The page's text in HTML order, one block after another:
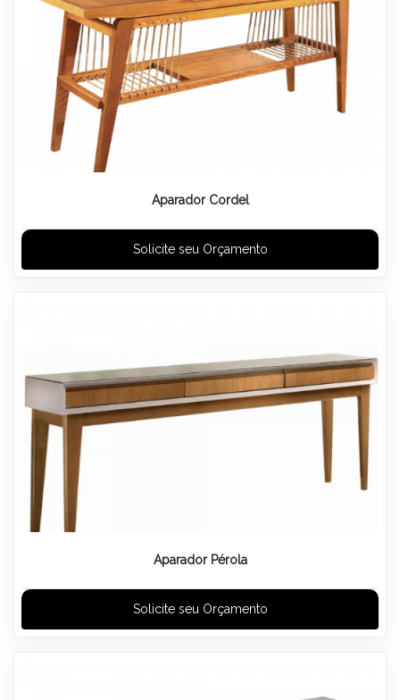
Aparador Cordel
Solicite seu Orçamento
Aparador Pérola
Solicite seu Orçamento